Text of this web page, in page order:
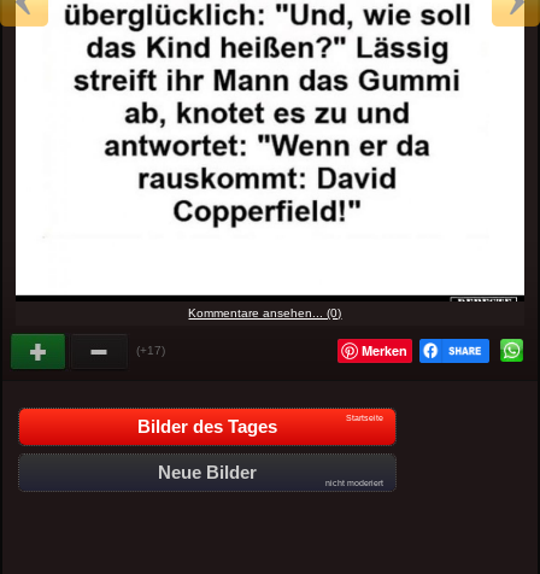
Kommentare ansehen... (0)
(+17) Merken
Bilder des Tages Startseite
Neue Bilder
nicht moderiert